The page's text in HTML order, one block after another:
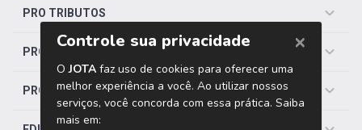
PRO TRIBUTOS
PRO TRABALHISTA
PRO SAÚDE